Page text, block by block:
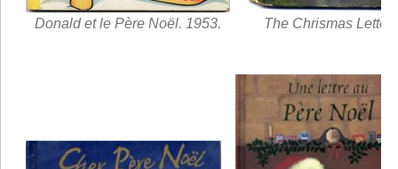
Donald et le Père Noël. 1953. The Chrismas Letter,